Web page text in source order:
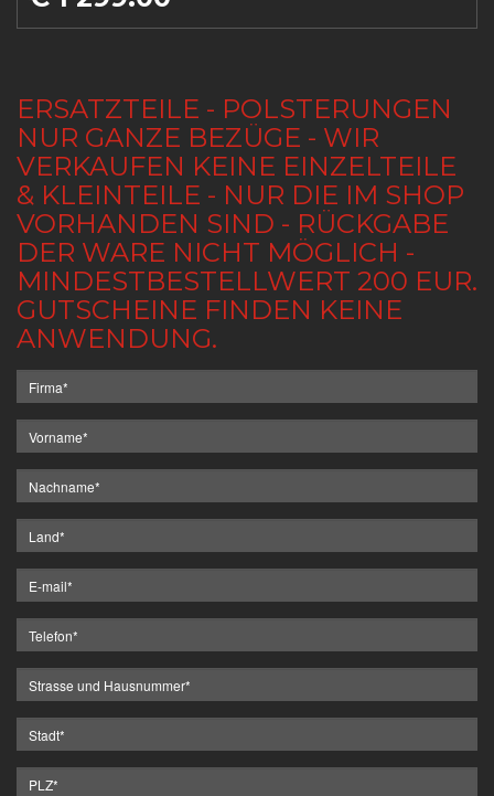
ERSATZTEILE - POLSTERUNGEN
NUR GANZE BEZÜGE - WIR
VERKAUFEN KEINE EINZELTEILE
& KLEINTEILE - NUR DIE IM SHOP
VORHANDEN SIND - RÜCKGABE
DER WARE NICHT MÖGLICH -
MINDESTBESTELLWERT 200 EUR.
GUTSCHEINE FINDEN KEINE
ANWENDUNG.